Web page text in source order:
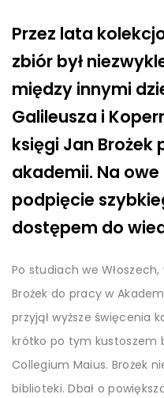
Przez lata
zbiór był
między innymi
Galileusza i
księgi Jan Brożek
akademii. Na
podpięcie
dostępem do
Po studiach we Włoszech,
Brożek do pracy w
przyjął wyższe święcenia
krótko po tym kustoszem
Collegium Maius. Brożek
biblioteki. Dbał o